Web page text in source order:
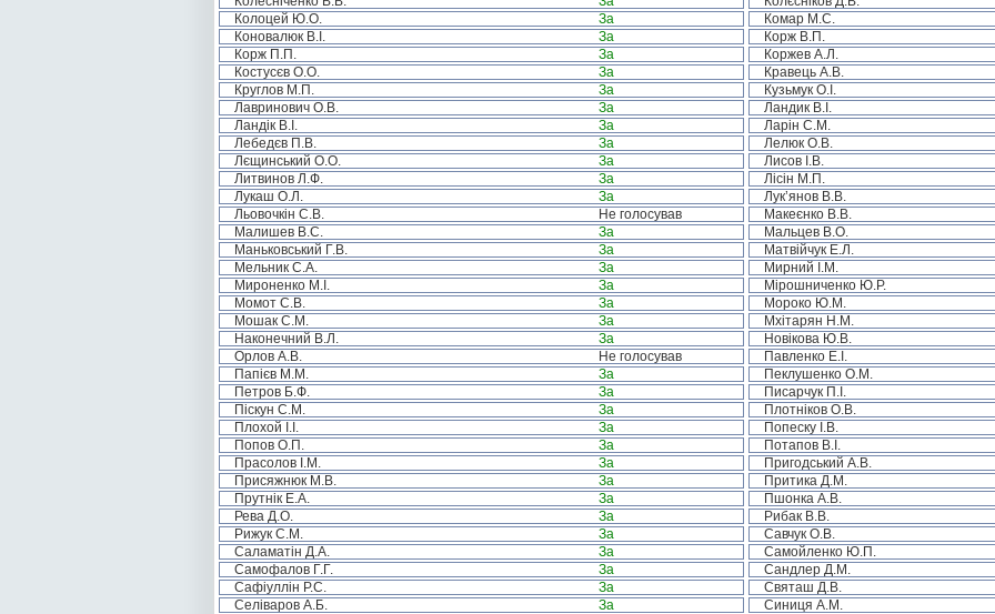
Колоцей Ю.О.
За
Комар М.С.
Коновалюк В.І.
За
Корж В.П.
Корж П.П.
За
Коржев А.Л.
Костусєв О.О.
За
Кравець А.В.
Круглов М.П.
За
Кузьмук О.І.
Лавринович О.В.
За
Ландик В.І.
Ландік В.І.
За
Ларін С.М.
Лебедєв П.В.
За
Лелюк О.В.
Лєщинський О.О.
За
Лисов І.В.
Литвинов Л.Ф.
За
Лісін М.П.
Лукаш О.Л.
За
Лук’янов В.В.
Льовочкін С.В.
Не голосував
Макеєнко В.В.
Малишев В.С.
За
Мальцев В.О.
Маньковський Г.В.
За
Матвійчук Е.Л.
Мельник С.А.
За
Мирний І.М.
Мироненко М.І.
За
Мірошниченко Ю.Р.
Момот С.В.
За
Мороко Ю.М.
Мошак С.М.
За
Мхітарян Н.М.
Наконечний В.Л.
За
Новікова Ю.В.
Орлов А.В.
Не голосував
Павленко Е.І.
Папієв М.М.
За
Пеклушенко О.М.
Петров Б.Ф.
За
Писарчук П.І.
Піскун С.М.
За
Плотніков О.В.
Плохой І.І.
За
Попеску І.В.
Попов О.П.
За
Потапов В.І.
Прасолов І.М.
За
Пригодський А.В.
Присяжнюк М.В.
За
Притика Д.М.
Прутнік Е.А.
За
Пшонка А.В.
Рева Д.О.
За
Рибак В.В.
Рижук С.М.
За
Савчук О.В.
Саламатін Д.А.
За
Самойленко Ю.П.
Самофалов Г.Г.
За
Сандлер Д.М.
Сафіуллін Р.С.
За
Святаш Д.В.
Селіваров А.Б.
За
Синиця А.М.